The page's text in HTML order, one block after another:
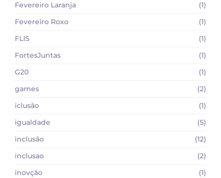
Fevereiro Laranja
(1)
Fevereiro Roxo
(1)
FLIS
(1)
FortesJuntas
(1)
G20
(1)
games
(2)
iclusão
(1)
igualdade
(5)
inclusão
(12)
inclusao
(2)
inovção
(1)